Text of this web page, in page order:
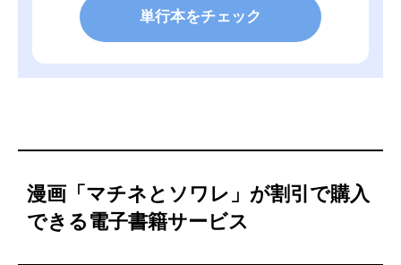
単行本をチェック
漫画「マチネとソワレ」が割引で購入
できる電子書籍サービス